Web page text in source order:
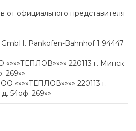
от официального представителя
Pankofen-Bahnhof 1 94447
«»»»ТЕПЛОВ»»»» 220113 г. Минск
269»»
«»»»ТЕПЛОВ»»»» 220113 г.
54оф. 269»»